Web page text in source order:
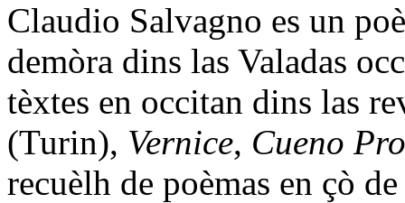
Claudio Salvagno es un
demòra dins las Valadas
tèxtes en occitan dins las
(Turin), Vernice, Cueno
recuèlh de poèmas en çò